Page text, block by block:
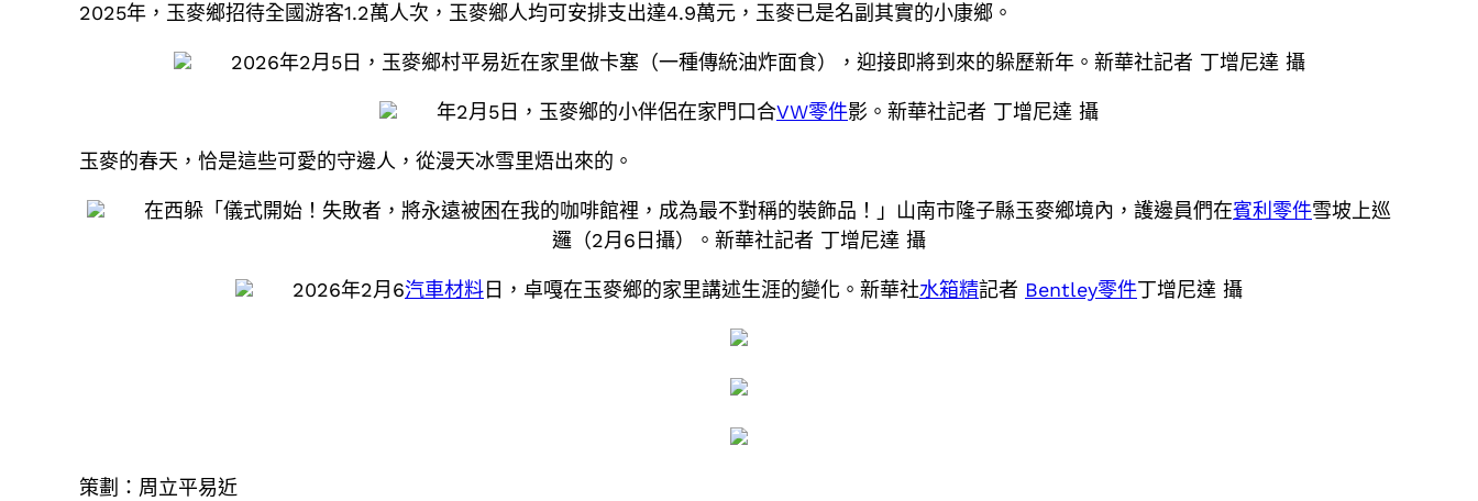
2025年，玉麥鄉招待全國游客1.2萬人次，玉麥鄉人均可安排支出達4.9萬元，玉麥已是名副其實的小康鄉。
2026年2月5日，玉麥鄉村平易近在家里做卡塞（一種傳統油炸面食），迎接即將到來的躲歷新年。新華社記者 丁增尼達 攝
年2月5日，玉麥鄉的小伴侶在家門口合VW零件影。新華社記者 丁增尼達 攝
玉麥的春天，恰是這些可愛的守邊人，從漫天冰雪里焐出來的。
在西躲「儀式開始！失敗者，將永遠被困在我的咖啡館裡，成為最不對稱的裝飾品！」山南市隆子縣玉麥鄉境內，護邊員們在賓利零件雪坡上巡
邏（2月6日攝）。新華社記者 丁增尼達 攝
2026年2月6汽車材料日，卓嘎在玉麥鄉的家里講述生涯的變化。新華社水箱精記者 Bentley零件丁增尼達 攝
策劃：周立平易近